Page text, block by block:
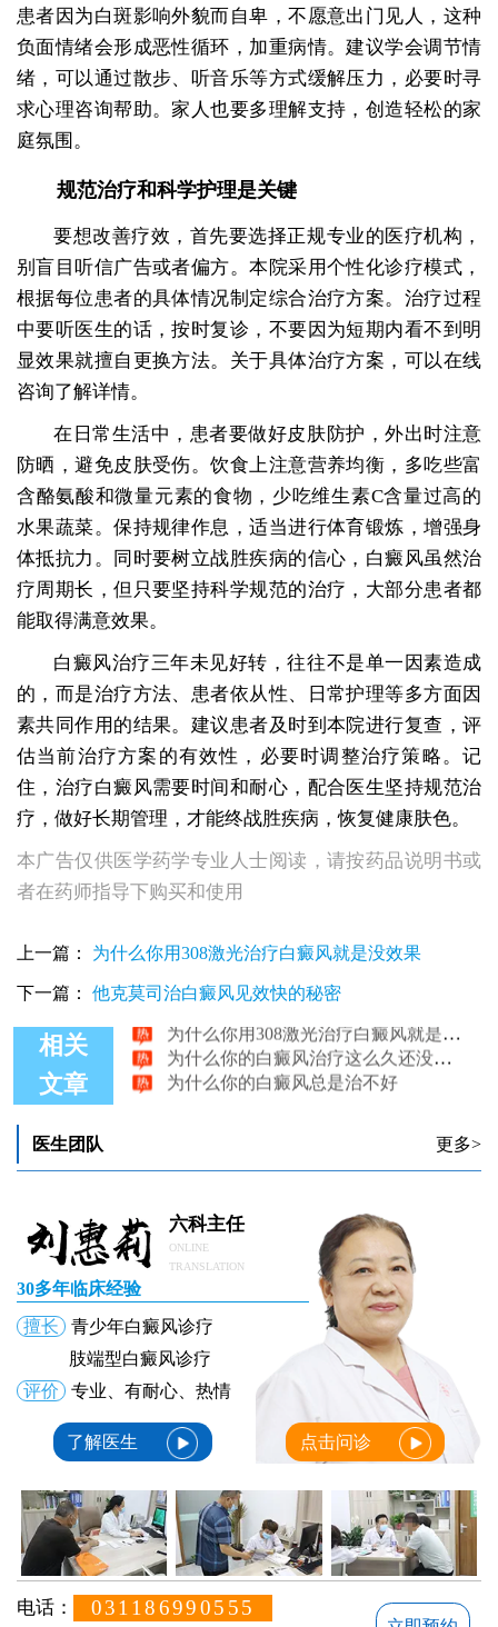
患者因为白斑影响外貌而自卑，不愿意出门见人，这种
负面情绪会形成恶性循环，加重病情。建议学会调节情
绪，可以通过散步、听音乐等方式缓解压力，必要时寻
求心理咨询帮助。家人也要多理解支持，创造轻松的家
庭氛围。
规范治疗和科学护理是关键
要想改善疗效，首先要选择正规专业的医疗机构，
别盲目听信广告或者偏方。本院采用个性化诊疗模式，
根据每位患者的具体情况制定综合治疗方案。治疗过程
中要听医生的话，按时复诊，不要因为短期内看不到明
显效果就擅自更换方法。关于具体治疗方案，可以在线
咨询了解详情。
在日常生活中，患者要做好皮肤防护，外出时注意
防晒，避免皮肤受伤。饮食上注意营养均衡，多吃些富
含酪氨酸和微量元素的食物，少吃维生素C含量过高的
水果蔬菜。保持规律作息，适当进行体育锻炼，增强身
体抵抗力。同时要树立战胜疾病的信心，白癜风虽然治
疗周期长，但只要坚持科学规范的治疗，大部分患者都
能取得满意效果。
白癜风治疗三年未见好转，往往不是单一因素造成
的，而是治疗方法、患者依从性、日常护理等多方面因
素共同作用的结果。建议患者及时到本院进行复查，评
估当前治疗方案的有效性，必要时调整治疗策略。记
住，治疗白癜风需要时间和耐心，配合医生坚持规范治
疗，做好长期管理，才能终战胜疾病，恢复健康肤色。
本广告仅供医学药学专业人士阅读，请按药品说明书或
者在药师指导下购买和使用
上一篇： 为什么你用308激光治疗白癜风就是没效果
下一篇： 他克莫司治白癜风见效快的秘密
相关
文章
为什么你的白癜风治疗三年了还没好
为什么你的白癜风治疗这么久还没好转
为什么你的白癜风总是治不好
医生团队 更多>
六科主任
ONLINE
TRANSLATION
30多年临床经验
擅长
青少年白癜风诊疗
肢端型白癜风诊疗
评价
专业、有耐心、热情
了解医生 点击问诊
电话： 031186990555